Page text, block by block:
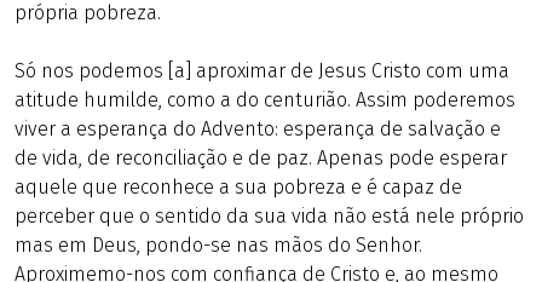
própria pobreza.
Só nos podemos [a] aproximar de Jesus Cristo com uma
atitude humilde, como a do centurião. Assim poderemos
viver a esperança do Advento: esperança de salvação e
de vida, de reconciliação e de paz. Apenas pode esperar
aquele que reconhece a sua pobreza e é capaz de
perceber que o sentido da sua vida não está nele próprio
mas em Deus, pondo-se nas mãos do Senhor.
Aproximemo-nos com confiança de Cristo e, ao mesmo